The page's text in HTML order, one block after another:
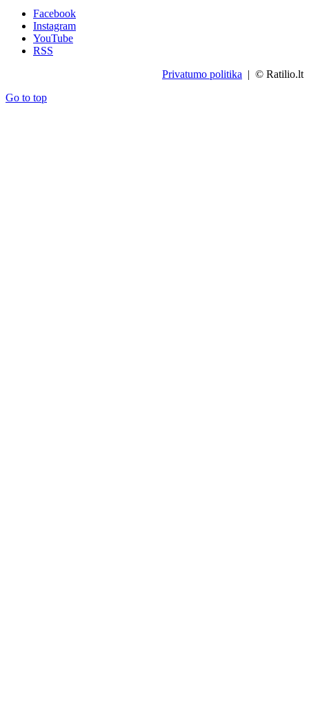
Facebook
Instagram
YouTube
RSS
Privatumo politika | © Ratilio.lt
Go to top